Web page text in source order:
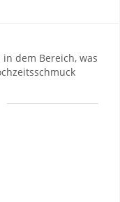
dem Bereich, was